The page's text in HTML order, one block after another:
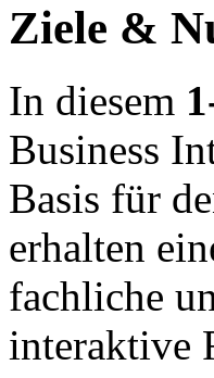
Ziele &
In diesem
Business
Basis für
erhalten
fachliche
interaktive